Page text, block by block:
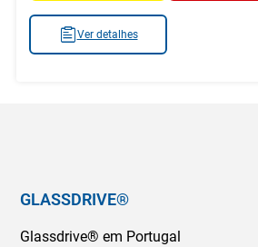
Ver detalhes
GLASSDRIVE®
Glassdrive® em Portugal